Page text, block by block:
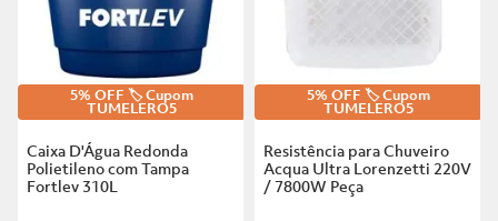
5% OFF 🏷️ Cupom
TUMELERO5
Caixa D'Água Redonda
Polietileno com Tampa
Fortlev 310L
5% OFF 🏷️ Cupom
TUMELERO5
Resistência para Chuveiro
Acqua Ultra Lorenzetti 220V
/ 7800W Peça